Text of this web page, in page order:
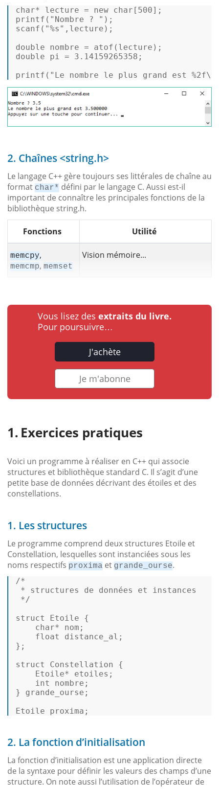
char* lecture = new char [ 500
printf ( "Nombre ? "
scanf ( "%s" ,lecture);
double nombre = atof
double pi = 3.14159265358 ;
printf ( "Le nombre le plus grand est
2. Chaînes <string.h>
Le langage C++ gère toujours ses littérales de chaîne au
format char* défini par le langage C. Aussi est-il
important de connaître les principales fonctions de la
bibliothèque string.h.
Fonctions Utilité
memcpy,
memcmp, memset
Vision mémoire...
Vous lisez des extraits du livre.
Pour poursuivre…
J'achète
Je m'abonne
Exercices pratiques
Voici un programme à réaliser en C++ qui associe
structures et bibliothèque standard C. Il s’agit d’une
petite base de données décrivant des étoiles et des
constellations.
1. Les structures
Le programme comprend deux structures Etoile et
Constellation, lesquelles sont instanciées sous les
noms respectifs proxima et grande_ourse.
/*
* structures de données et instances
*/
struct
Etoile {
char* nom;
float
distance_al;
};
struct
Constellation {
Etoile* etoiles;
int
nombre;
} grande_ourse;
Etoile proxima;
2. La fonction d’initialisation
La fonction d’initialisation est une application directe
de la syntaxe pour définir les valeurs des champs d’une
structure. On note aussi l’utilisation de l’opérateur de